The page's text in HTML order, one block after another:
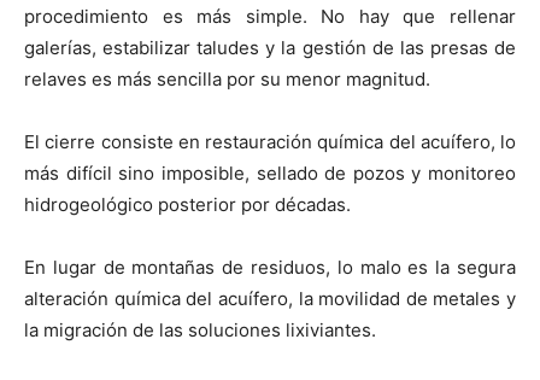
procedimiento es más simple. No hay que rellenar
galerías, estabilizar taludes y la gestión de las presas de
relaves es más sencilla por su menor magnitud.
El cierre consiste en restauración química del acuífero, lo
más difícil sino imposible, sellado de pozos y monitoreo
hidrogeológico posterior por décadas.
En lugar de montañas de residuos, lo malo es la segura
alteración química del acuífero, la movilidad de metales y
la migración de las soluciones lixiviantes.